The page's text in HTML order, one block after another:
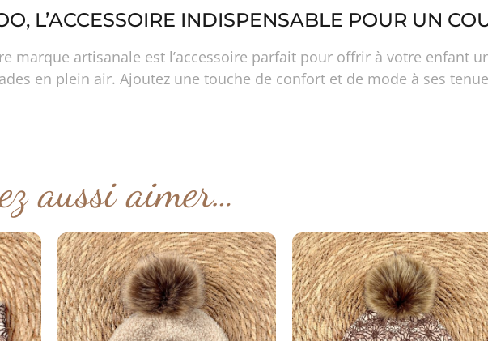
L’ACCESSOIRE INDISPENSABLE POUR UN
marque artisanale est l’accessoire parfait pour offrir à votre enfant
en plein air. Ajoutez une touche de confort et de mode à ses
aussi aimer…